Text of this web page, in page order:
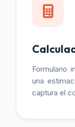
Formulario
una
captura el